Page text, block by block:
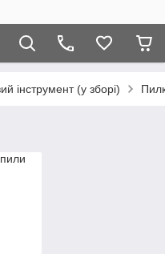
інструмент (у зборі)